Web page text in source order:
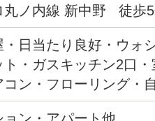
丸ノ内線 新中野 徒歩
・日当たり良好・ウォ
ト・ガスキッチン2口
コン・フローリング・
せんが、敷地内に自転